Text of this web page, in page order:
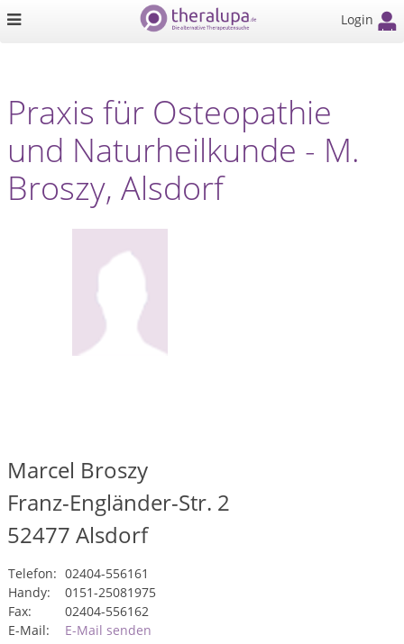
Login
Praxis für Osteopathie
und Naturheilkunde - M.
Broszy, Alsdorf
Marcel Broszy
Franz-Engländer-Str. 2
52477 Alsdorf
Telefon: 02404-556161
Handy:
0151-25081975
Fax:
02404-556162
E-Mail:
E-Mail senden